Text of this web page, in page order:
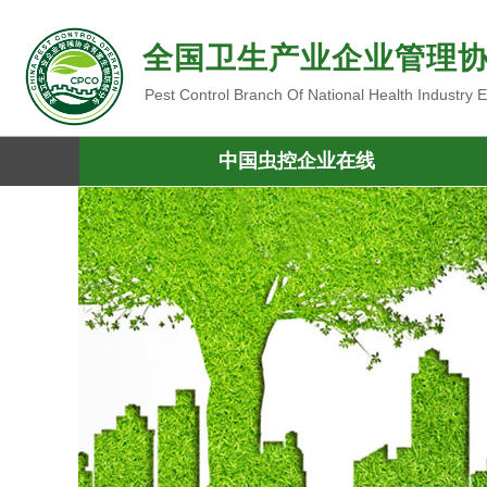
全国卫生产业企业管理
Pest Control Branch Of National Health Industry
中国虫控企业在线